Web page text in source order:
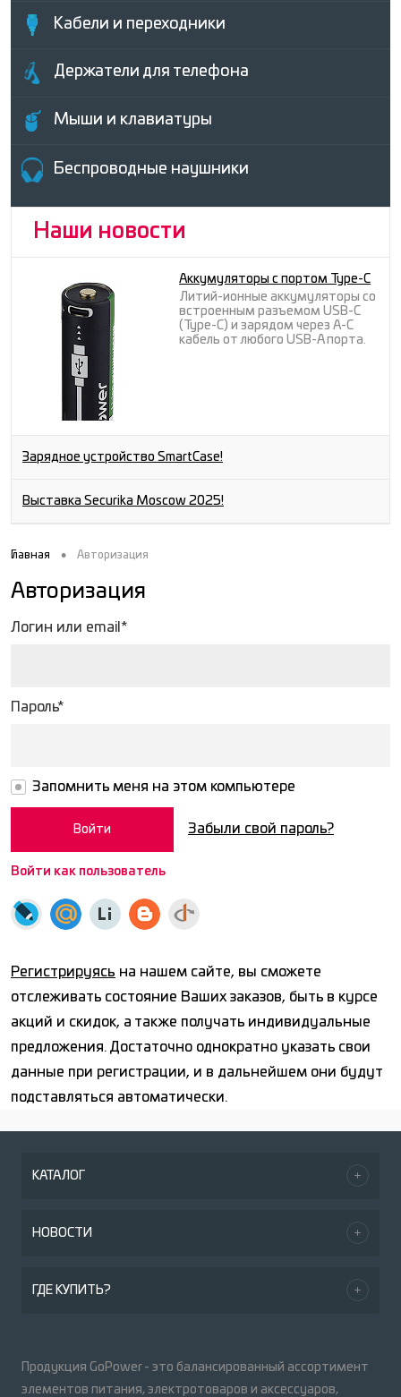
Кабели и переходники
Держатели для телефона
Мыши и клавиатуры
Беcпроводные наушники
Наши новости
Аккумуляторы с портом Type-C
Литий-ионные аккумуляторы со
встроенным разъемом USB-C
(Type-C) и зарядом через A-C
кабель от любого USB-A порта.
Зарядное устройство SmartCase!
Выставка Securika Moscow 2025!
Главная • Авторизация
Авторизация
Логин или email*
Пароль*
Запомнить меня на этом компьютере
Забыли свой пароль?
Войти как пользователь
Регистрируясь на нашем сайте, вы сможете
отслеживать состояние Ваших заказов, быть в курсе
акций и скидок, а также получать индивидуальные
предложения. Достаточно однократно указать свои
данные при регистрации, и в дальнейшем они будут
подставляться автоматически.
КАТАЛОГ
НОВОСТИ
ГДЕ КУПИТЬ?
Продукция GoPower - это балансированный ассортимент
элементов питания, электротоваров и аксессуаров,